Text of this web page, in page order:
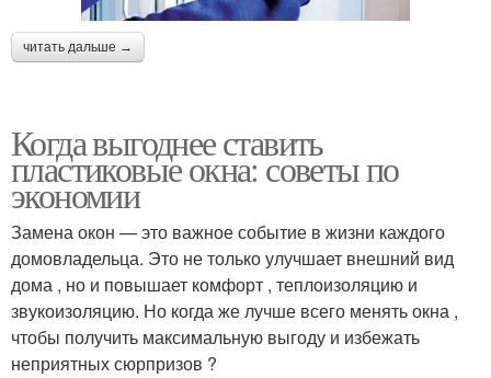
читать дальше →
Когда выгоднее ставить
пластиковые окна: советы по
экономии
Замена окон — это важное событие в жизни каждого
домовладельца. Это не только улучшает внешний вид
дома , но и повышает комфорт , теплоизоляцию и
звукоизоляцию. Но когда же лучше всего менять окна ,
чтобы получить максимальную выгоду и избежать
неприятных сюрпризов ?